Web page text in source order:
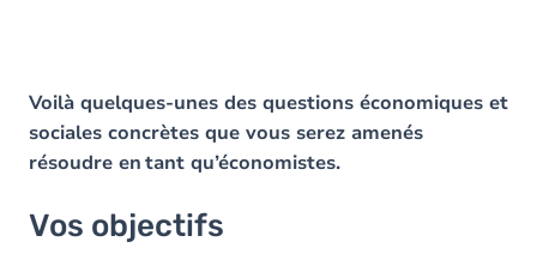
Voilà quelques-unes des questions économiques et
sociales concrètes que vous serez amenés
résoudre en tant qu’économistes.
Vos objectifs